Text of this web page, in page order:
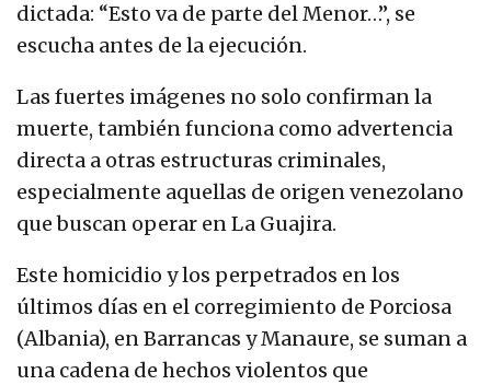
dictada: “Esto va de parte del Menor…”, se
escucha antes de la ejecución.
Las fuertes imágenes no solo confirman la
muerte, también funciona como advertencia
directa a otras estructuras criminales,
especialmente aquellas de origen venezolano
que buscan operar en La Guajira.
Este homicidio y los perpetrados en los
últimos días en el corregimiento de Porciosa
(Albania), en Barrancas y Manaure, se suman a
una cadena de hechos violentos que